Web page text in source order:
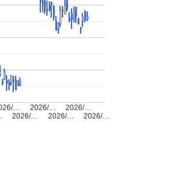
…
2026/…
2026/…
2026/…
2026/…
2026/…